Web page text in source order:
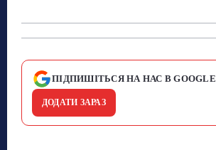
ПІДПИШІТЬСЯ НА НАС В GOOGLE
ДОДАТИ ЗАРАЗ